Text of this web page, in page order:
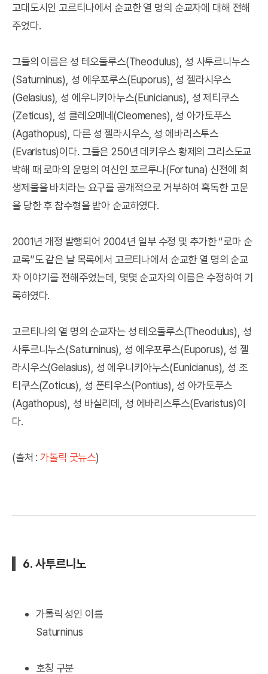
고대도시인 고르티나에서 순교한 열 명의 순교자에 대해 전해
주었다.
그들의 이름은 성 테오둘루스(Theodulus), 성 사투르니누스
(Saturninus), 성 에우포루스(Euporus), 성 젤라시우스
(Gelasius), 성 에우니키아누스(Eunicianus), 성 제티쿠스
(Zeticus), 성 클레오메네(Cleomenes), 성 아가토푸스
(Agathopus), 다른 성 젤라시우스, 성 에바리스투스
(Evaristus)이다. 그들은 250년 데키우스 황제의 그리스도교
박해 때 로마의 운명의 여신인 포르투나(Fortuna) 신전에 희
생제물을 바치라는 요구를 공개적으로 거부하여 혹독한 고문
을 당한 후 참수형을 받아 순교하였다.
2001년 개정 발행되어 2004년 일부 수정 및 추가한 “로마 순
교록”도 같은 날 목록에서 고르티나에서 순교한 열 명의 순교
자 이야기를 전해주었는데, 몇몇 순교자의 이름은 수정하여 기
록하였다.
고르티나의 열 명의 순교자는 성 테오둘루스(Theodulus), 성
사투르니누스(Saturninus), 성 에우포루스(Euporus), 성 젤
라시우스(Gelasius), 성 에우니키아누스(Eunicianus), 성 조
티쿠스(Zoticus), 성 폰티우스(Pontius), 성 아가토푸스
(Agathopus), 성 바실리데, 성 에바리스투스(Evaristus)이
다.
(출처 :가톨릭 굿뉴스)
6. 사투르니노
가톨릭 성인 이름
Saturninus
호칭 구분